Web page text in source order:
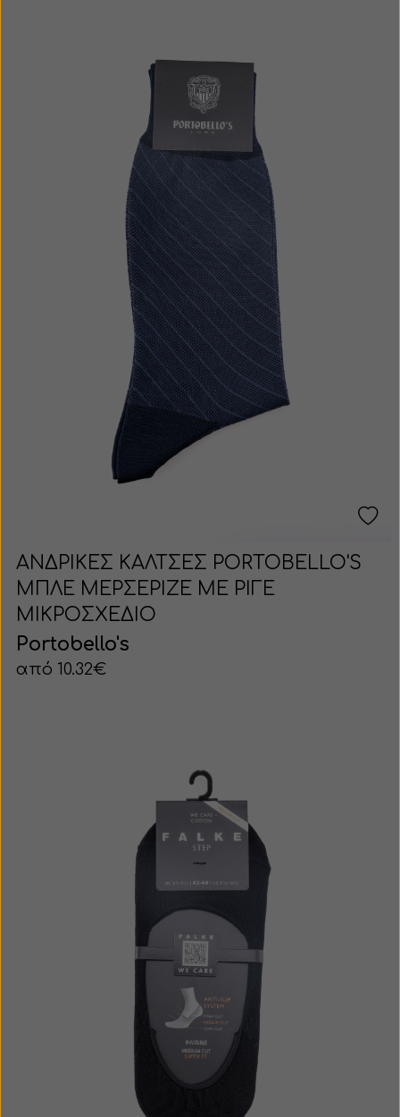
ΑΝΔΡΙΚΕΣ ΚΑΛΤΣΕΣ PORTOBELLO'S
ΜΠΛΕ ΜΕΡΣΕΡΙΖΕ ΜΕ ΡΙΓΕ
ΜΙΚΡΟΣΧΕΔΙΟ
Portobello's
από 10.32€